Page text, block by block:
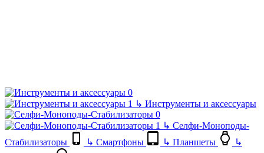
↳ Инструменты и аксессуары
↳ Селфи-Моноподы-
Стабилизаторы
↳ Смартфоны ↳ Планшеты
↳